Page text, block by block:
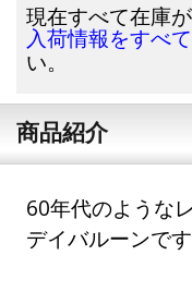
現在すべて在庫が
入荷情報をすべ
い。
商品紹介
60年代のような
デイバルーンです